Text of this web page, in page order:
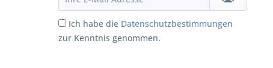
Ich habe die Datenschutzbestimmungen
zur Kenntnis genommen.